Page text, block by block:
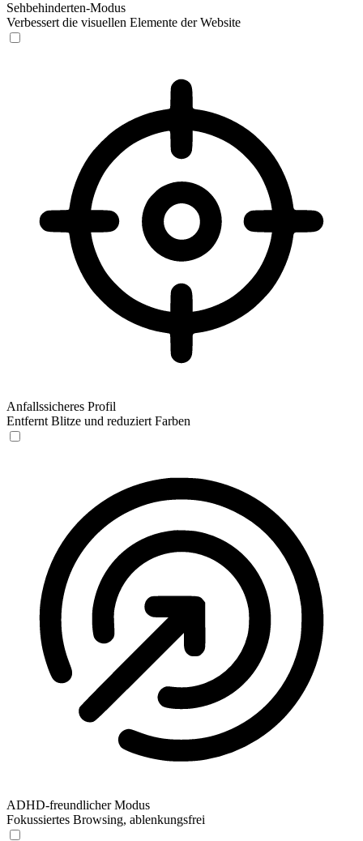
Sehbehinderten-Modus
Verbessert die visuellen Elemente der Website
Anfallssicheres Profil
Entfernt Blitze und reduziert Farben
ADHD-freundlicher Modus
Fokussiertes Browsing, ablenkungsfrei